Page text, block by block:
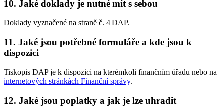
10. Jaké doklady je nutné mít s sebou
Doklady vyznačené na straně č. 4 DAP.
11. Jaké jsou potřebné formuláře a kde jsou k
dispozici
Tiskopis DAP je k dispozici na kterémkoli finančním úřadu nebo na
internetových stránkách Finanční správy.
12. Jaké jsou poplatky a jak je lze uhradit